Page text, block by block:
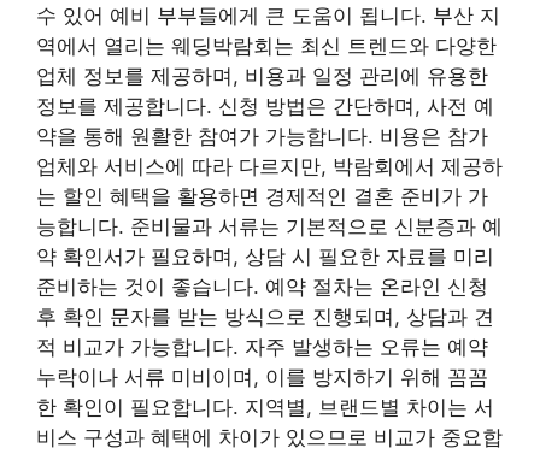
수 있어 예비 부부들에게 큰 도움이 됩니다. 부산 지
역에서 열리는 웨딩박람회는 최신 트렌드와 다양한
업체 정보를 제공하며, 비용과 일정 관리에 유용한
정보를 제공합니다. 신청 방법은 간단하며, 사전 예
약을 통해 원활한 참여가 가능합니다. 비용은 참가
업체와 서비스에 따라 다르지만, 박람회에서 제공하
는 할인 혜택을 활용하면 경제적인 결혼 준비가 가
능합니다. 준비물과 서류는 기본적으로 신분증과 예
약 확인서가 필요하며, 상담 시 필요한 자료를 미리
준비하는 것이 좋습니다. 예약 절차는 온라인 신청
후 확인 문자를 받는 방식으로 진행되며, 상담과 견
적 비교가 가능합니다. 자주 발생하는 오류는 예약
누락이나 서류 미비이며, 이를 방지하기 위해 꼼꼼
한 확인이 필요합니다. 지역별, 브랜드별 차이는 서
비스 구성과 혜택에 차이가 있으므로 비교가 중요합